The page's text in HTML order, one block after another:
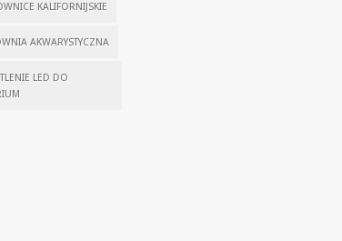
KALIFORNIJSKIE
AKWARYSTYCZNA
LED DO